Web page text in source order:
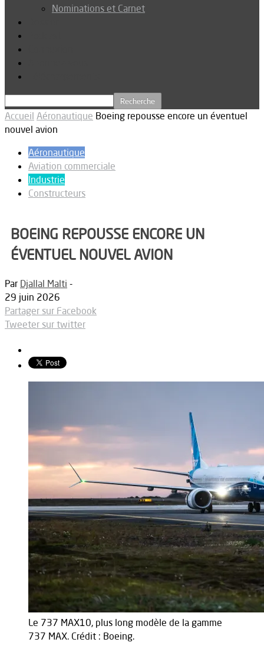
Nominations et Carnet
Accueil Aéronautique Boeing repousse encore un éventuel
nouvel avion
Aéronautique
Aviation commerciale
Industrie
Constructeurs
BOEING REPOUSSE ENCORE UN
ÉVENTUEL NOUVEL AVION
Par Djallal Malti -
29 juin 2026
Partager sur Facebook
Tweeter sur twitter
Le 737 MAX10, plus long modèle de la gamme
737 MAX. Crédit : Boeing.